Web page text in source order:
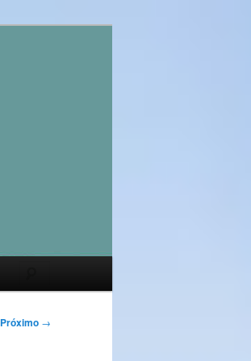
Próximo →